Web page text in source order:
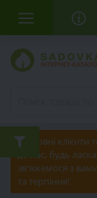
Шановні клієнти
до нас, будь
зв'яжемося з
та терпіння!